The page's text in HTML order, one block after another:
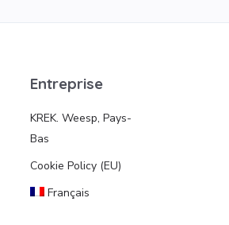
Entreprise
KREK. Weesp, Pays-
Bas
Cookie Policy (EU)
Français